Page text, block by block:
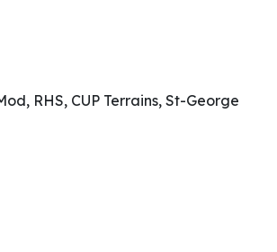
RHS, CUP Terrains, St-George